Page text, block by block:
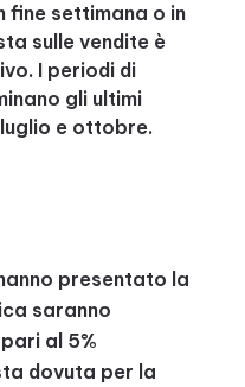
fine settimana o in
sulle vendite è
I periodi di
gli ultimi
e ottobre.
presentato la
saranno
al 5%
dovuta per la